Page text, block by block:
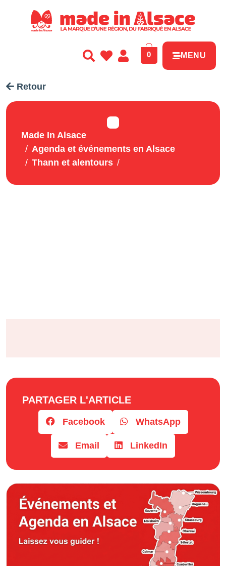
0 MENU
Retour
Made In Alsace
Agenda et événements en Alsace
Thann et alentours
PARTAGER L'ARTICLE
Facebook WhatsApp
Email LinkedIn